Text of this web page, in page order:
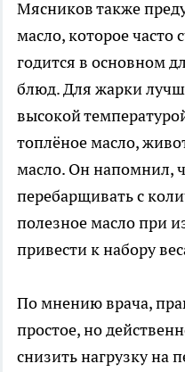
Мясников также
масло, которое часто
годится в основном
блюд. Для жарки
высокой
топлёное масло,
масло. Он напомнил,
перебарщивать с
полезное масло при
привести к набору
По мнению врача,
простое, но
снизить нагрузку на